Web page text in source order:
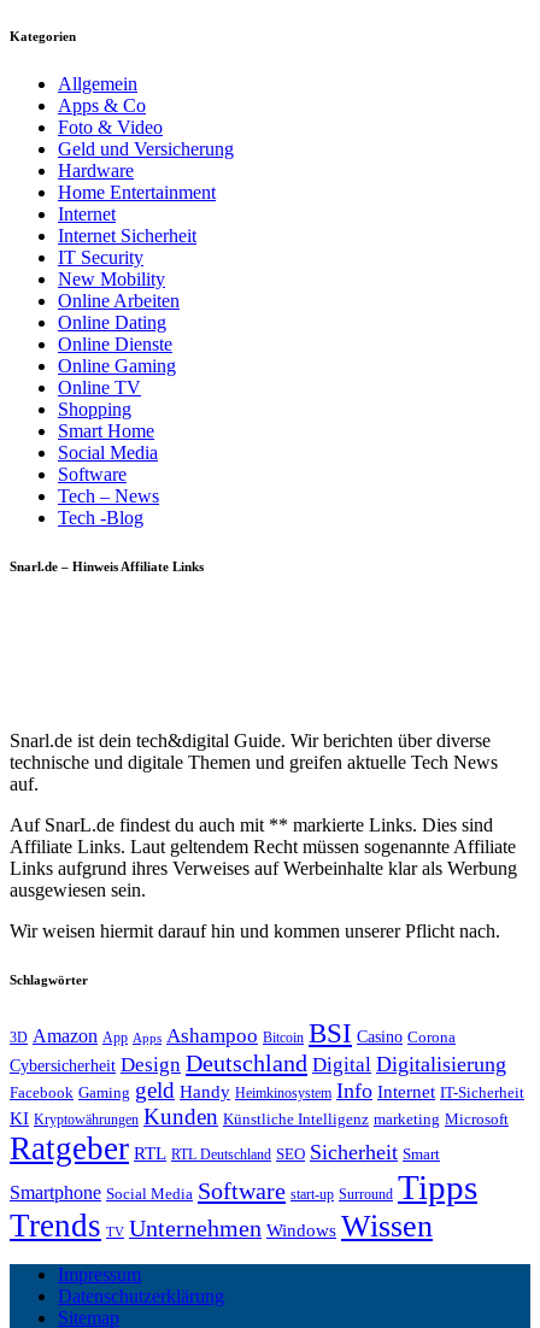
Kategorien
Allgemein
Apps & Co
Foto & Video
Geld und Versicherung
Hardware
Home Entertainment
Internet
Internet Sicherheit
IT Security
New Mobility
Online Arbeiten
Online Dating
Online Dienste
Online Gaming
Online TV
Shopping
Smart Home
Social Media
Software
Tech – News
Tech -Blog
Snarl.de – Hinweis Affiliate Links
Snarl.de ist dein tech&digital Guide. Wir berichten über diverse
technische und digitale Themen und greifen aktuelle Tech News
auf.
Auf SnarL.de findest du auch mit ** markierte Links. Dies sind
Affiliate Links. Laut geltendem Recht müssen sogenannte Affiliate
Links aufgrund ihres Verweises auf Werbeinhalte klar als Werbung
ausgewiesen sein.
Wir weisen hiermit darauf hin und kommen unserer Pflicht nach.
Schlagwörter
3D Amazon App Apps Ashampoo Bitcoin BSI Casino Corona
Cybersicherheit Design Deutschland Digital Digitalisierung
Facebook Gaming geld Handy Heimkinosystem Info Internet IT-Sicherheit
KI Kryptowährungen Kunden Künstliche Intelligenz marketing Microsoft
Ratgeber RTL RTL Deutschland SEO Sicherheit Smart
Smartphone Social Media Software start-up Surround Tipps
Trends TV Unternehmen Windows Wissen
Impressum
Datenschutzerklärung
Sitemap